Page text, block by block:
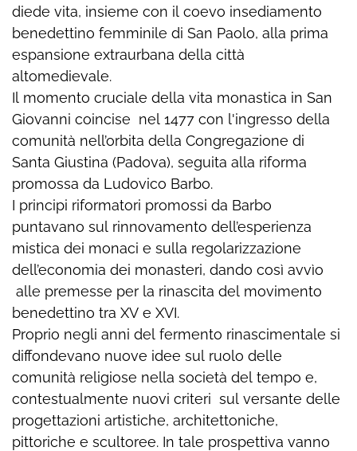
diede vita, insieme con il coevo insediamento
benedettino femminile di San Paolo, alla prima
espansione extraurbana della città
altomedievale.
Il momento cruciale della vita monastica in San
Giovanni coincise nel 1477 con l'ingresso della
comunità nell’orbita della Congregazione di
Santa Giustina (Padova), seguita alla riforma
promossa da Ludovico Barbo.
I principi riformatori promossi da Barbo
puntavano sul rinnovamento dell’esperienza
mistica dei monaci e sulla regolarizzazione
dell’economia dei monasteri, dando così avvìo
alle premesse per la rinascita del movimento
benedettino tra XV e XVI.
Proprio negli anni del fermento rinascimentale si
diffondevano nuove idee sul ruolo delle
comunità religiose nella società del tempo e,
contestualmente nuovi criteri sul versante delle
progettazioni artistiche, architettoniche,
pittoriche e scultoree. In tale prospettiva vanno